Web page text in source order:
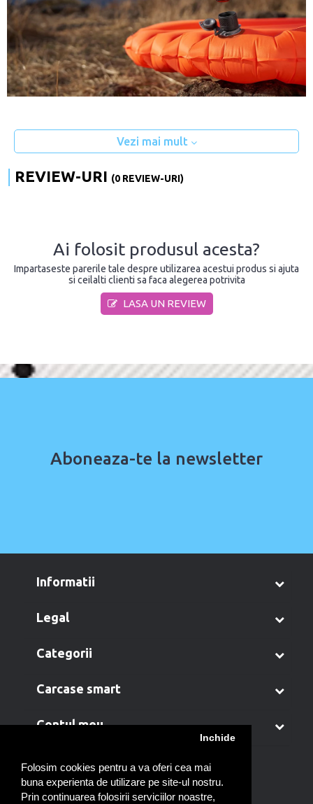
Folosim cookies pentru a va oferi cea mai
buna experienta de utilizare pe site-ul nostru.
Prin continuarea folosirii serviciilor noastre,
Inchide
Vezi mai mult
REVIEW-URI (0 REVIEW-URI)
Ai folosit produsul acesta?
Impartaseste parerile tale despre utilizarea acestui produs si ajuta
si ceilalti clienti sa faca alegerea potrivita
LASA UN REVIEW
Aboneaza-te la newsletter
informatii
legal
categorii
carcase smart
contul meu